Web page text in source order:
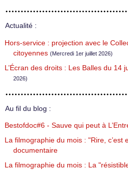
Actualité :
Hors-service : projection avec le
citoyennes (Mercredi 1er juillet 2026)
L’Écran des droits : Les Balles du 14
2026)
Au fil du blog :
Bestofdoc#6 - Sauve qui peut à
La filmographie du mois : "Rire, c’est
documentaire
La filmographie du mois : La